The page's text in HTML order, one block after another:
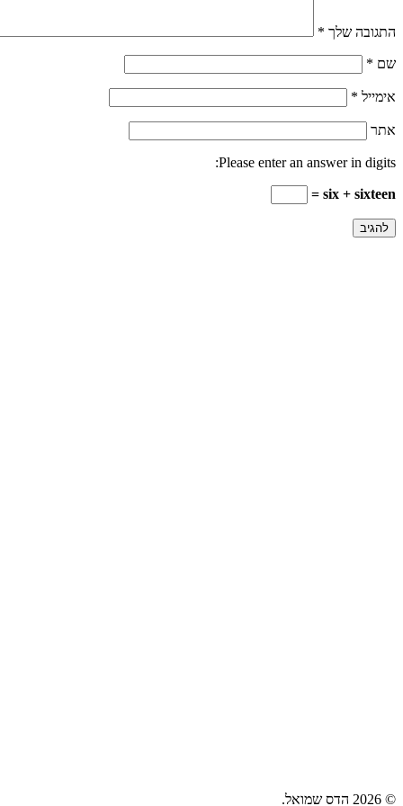
התגובה שלך *
שם *
אימייל *
אתר
Please enter an answer in digits:
six + sixteen =
© 2026 הדס שמואל.